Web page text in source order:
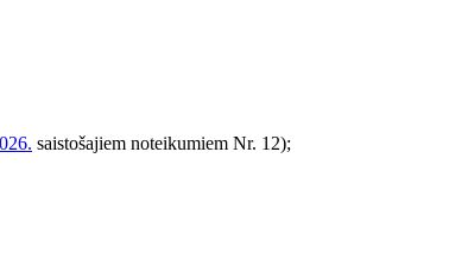
saistošajiem noteikumiem Nr. 12);